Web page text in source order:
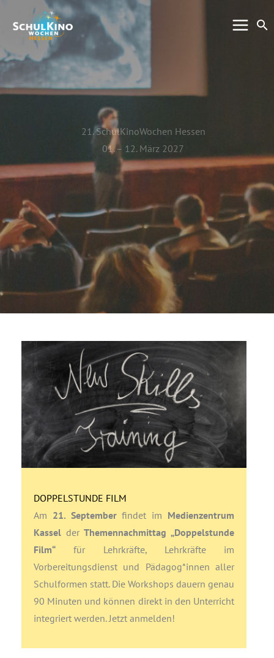
Inhalt
springen
21. SchulKinoWochen Hessen
01. – 12. März 2027
DOPPELSTUNDE FILM
Am 21. Septemberfindet im Medienzentrum
Kassel derThemennachmittag „Doppelstunde
Film“ für Lehrkräfte, Lehrkräfte im
Vorbereitungsdienst und Pädagog*innen aller
Schulformen statt. Die Workshops dauern genau
90 Minuten und können direkt in den Unterricht
integriert werden. Jetzt anmelden!